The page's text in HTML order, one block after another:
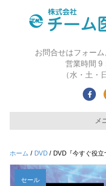
お問合せはフォー
営業時間 9
（水・土・
メ
ホーム / DVD / DVD『今すぐ役
セール